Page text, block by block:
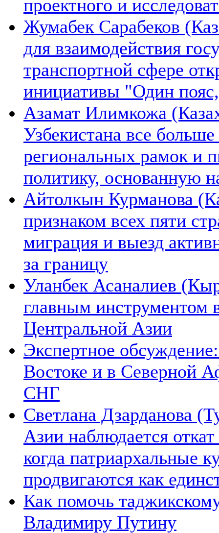
проектного и
Жумабек Сарабеков
для взаимодействия
транспортной сфере
инициативы "Один
Азамат Илимкожа
Узбекистана все
региональных рамок и
политику, основанную
Айтолкын Курманова
признаком всех пяти
миграция и выезд
за границу
Уланбек Асаналиев
главным инструментом
Центральной Азии
Экспертное
Востоке и в Северной
СНГ
Светлана Дзарданова
Азии наблюдается
когда патриархальные
продвигаются как
Как помочь
Владимиру Путину